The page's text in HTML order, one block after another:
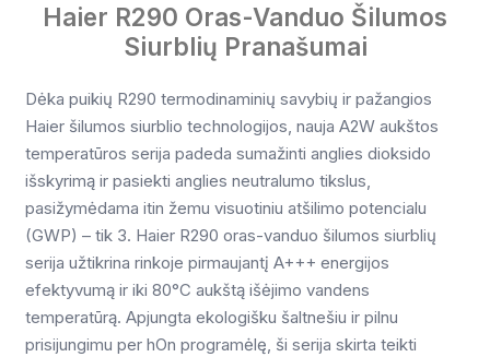
Haier R290 Oras-Vanduo Šilumos
Siurblių Pranašumai
Dėka puikių R290 termodinaminių savybių ir pažangios
Haier šilumos siurblio technologijos, nauja A2W aukštos
temperatūros serija padeda sumažinti anglies dioksido
išskyrimą ir pasiekti anglies neutralumo tikslus,
pasižymėdama itin žemu visuotiniu atšilimo potencialu
(GWP) – tik 3. Haier R290 oras-vanduo šilumos siurblių
serija užtikrina rinkoje pirmaujantį A+++ energijos
efektyvumą ir iki 80°C aukštą išėjimo vandens
temperatūrą. Apjungta ekologišku šaltnešiu ir pilnu
prisijungimu per hOn programėlę, ši serija skirta teikti